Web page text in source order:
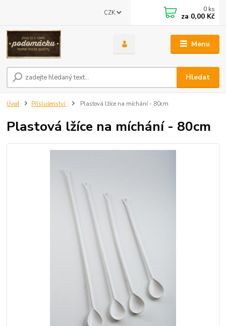
Menu
CZK
Hledat
0 ks
za 0,00 Kč
Úvod Příslušenství Plastová lžíce na míchání - 80cm
Plastová lžíce na míchání - 80cm